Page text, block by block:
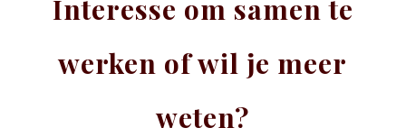
Interesse om samen te
werken of wil je meer
weten?